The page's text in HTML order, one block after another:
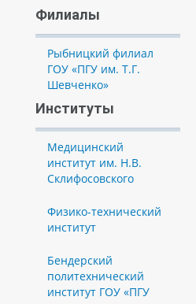
Филиалы
Рыбницкий филиал
ГОУ «ПГУ им. Т.Г.
Шевченко»
Институты
Медицинский
институт им. Н.В.
Склифосовского
Физико-технический
институт
Бендерский
политехнический
институт ГОУ «ПГУ